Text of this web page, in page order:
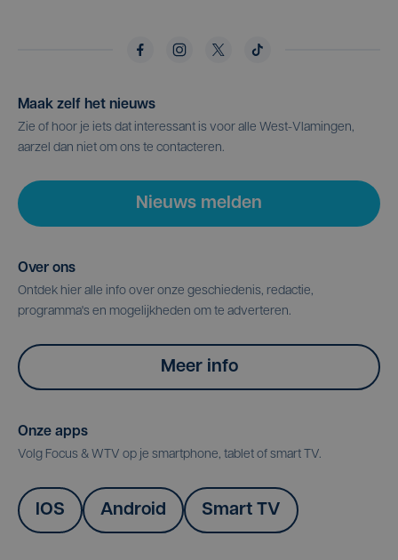
Maak zelf het nieuws
Zie of hoor je iets dat interessant is voor alle West-Vlamingen,
aarzel dan niet om ons te contacteren.
Nieuws melden
Over ons
Ontdek hier alle info over onze geschiedenis, redactie,
programma's en mogelijkheden om te adverteren.
Meer info
Onze apps
Volg Focus & WTV op je smartphone, tablet of smart TV.
IOS Android Smart TV